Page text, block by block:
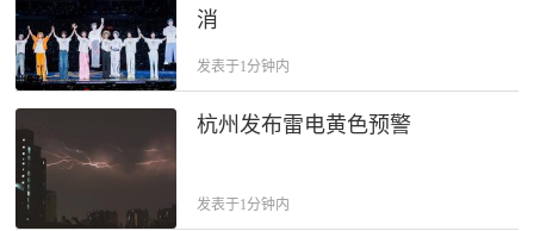
消
发表于1分钟内
杭州发布雷电黄色预警
发表于1分钟内